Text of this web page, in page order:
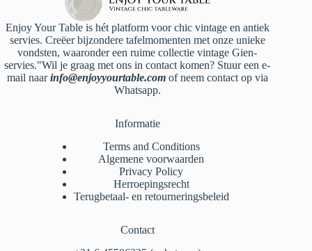
Enjoy Your Table is hét platform voor chic vintage en antiek
servies. Creëer bijzondere tafelmomenten met onze unieke
vondsten, waaronder een ruime collectie vintage Gien-
servies."Wil je graag met ons in contact komen? Stuur een e-
mail naarinfo@enjoyyourtable.comof neem contact op via
Whatsapp.
Informatie
Terms and Conditions
Algemene voorwaarden
Privacy Policy
Herroepingsrecht
Terugbetaal- en retourneringsbeleid
Contact